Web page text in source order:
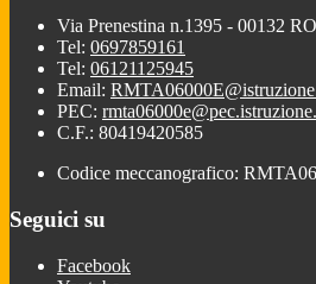
Via Prenestina n.1395 - 00132
Tel: 0697859161
Tel: 06121125945
Email:
PEC:
C.F.: 80419420585
Codice meccanografico:
Seguici su
Facebook